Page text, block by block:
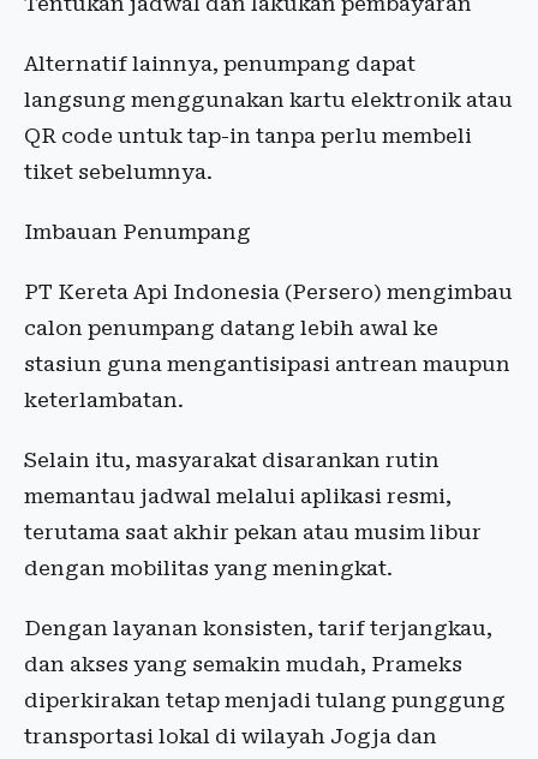
Alternatif lainnya, penumpang dapat
langsung menggunakan kartu elektronik atau
QR code untuk tap-in tanpa perlu membeli
tiket sebelumnya.
Imbauan Penumpang
PT Kereta Api Indonesia (Persero) mengimbau
calon penumpang datang lebih awal ke
stasiun guna mengantisipasi antrean maupun
keterlambatan.
Selain itu, masyarakat disarankan rutin
memantau jadwal melalui aplikasi resmi,
terutama saat akhir pekan atau musim libur
dengan mobilitas yang meningkat.
Dengan layanan konsisten, tarif terjangkau,
dan akses yang semakin mudah, Prameks
diperkirakan tetap menjadi tulang punggung
transportasi lokal di wilayah Jogja dan